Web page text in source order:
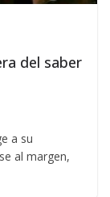
del saber
a su
al margen,